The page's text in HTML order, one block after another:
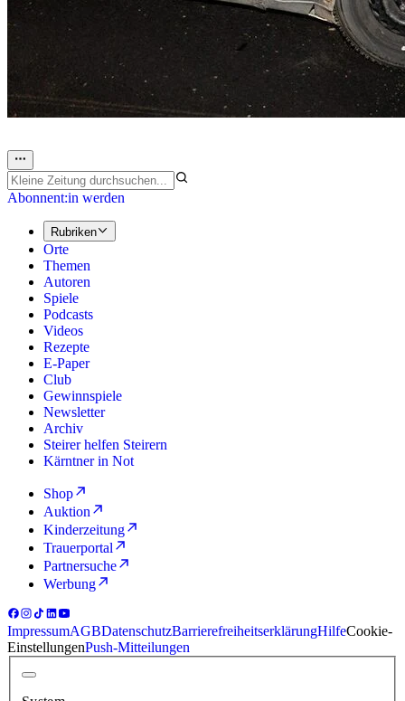
Abonnent:in werden
Rubriken
Orte
Themen
Autoren
Spiele
Podcasts
Videos
Rezepte
E-Paper
Club
Gewinnspiele
Newsletter
Archiv
Steirer helfen Steirern
Kärntner in Not
Shop
Auktion
Kinderzeitung
Trauerportal
Partnersuche
Werbung
ImpressumAGBDatenschutzBarrierefreiheitserklärungHilfeCookie-
EinstellungenPush-Mitteilungen